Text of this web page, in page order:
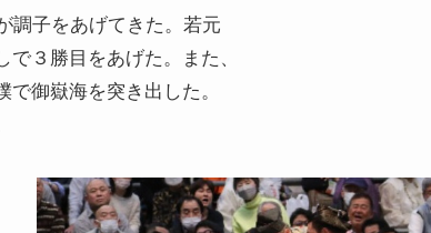
調子をあげてきた。若元
３勝目をあげた。また、
御嶽海を突き出した。